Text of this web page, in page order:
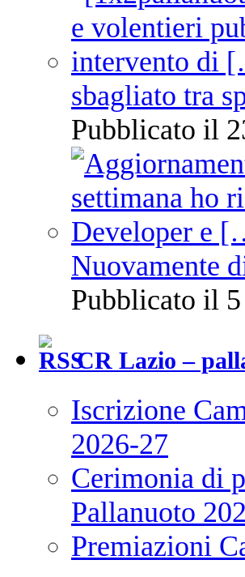
sbagliato tra
Pubblicato il
Nuovamente
Pubblicato il
CR Lazio –
Iscrizione
2026-27
Cerimonia di
Pallanuoto
Premiazioni